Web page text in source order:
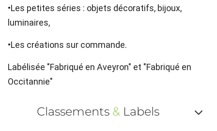
•Les petites séries : objets décoratifs, bijoux,
luminaires,
•Les créations sur commande.
Labélisée "Fabriqué en Aveyron" et "Fabriqué en
Occitannie"
Classements &Labels